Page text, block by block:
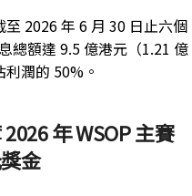
2026 年 6 月 30 日止六個
總額達 9.5 億港元（1.21 億
潤的 50%。
年 WSOP 主賽
金